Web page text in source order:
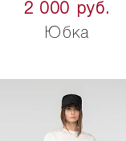
2 000 руб.
Юбка